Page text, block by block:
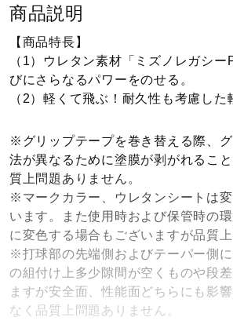
ライフスタイルグッズ
インナー
寝具／ミズノスリープ
アウトドア／レイン
サポーター
健康／エクササイズ
商品説明
【商品特長】
（1）ウレタン素材「ミズノレガシ
びにさらなるパワーをのせる。
（2）軽くて飛ぶ！耐久性も考慮した
※グリップテープを巻き替える際、
法が異なるために塗膜が剥がれるこ
質上問題ありません。
※マークカラー、ウレタンシートは
います。また使用時および保管時の
に変色する場合もございますが品質上
※打球部の先端側およびテーパー側
の組付け上多少隙間が空くものや段
ますが安全面、性能面どちらにも影
なく品質上問題ありません。